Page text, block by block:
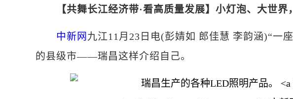
【共舞长江经济带·看高质量发展】小灯泡、大世
中新网 九江11月23日电(彭婧如 郎佳慧 李韵涵)“一
的县级市——瑞昌这样介绍自己。